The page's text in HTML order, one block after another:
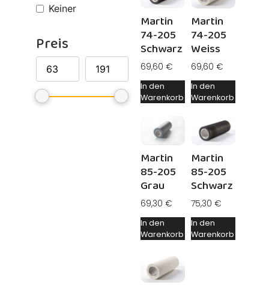
Keiner
Preis
Martin
74-205
Schwarz
69,60 €
In den
Warenkorb
Martin
74-205
Weiss
69,60 €
In den
Warenkorb
Martin
85-205
Grau
69,30 €
In den
Warenkorb
Martin
85-205
Schwarz
75,30 €
In den
Warenkorb